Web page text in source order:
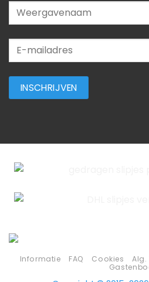
Informatie FAQ Cookies